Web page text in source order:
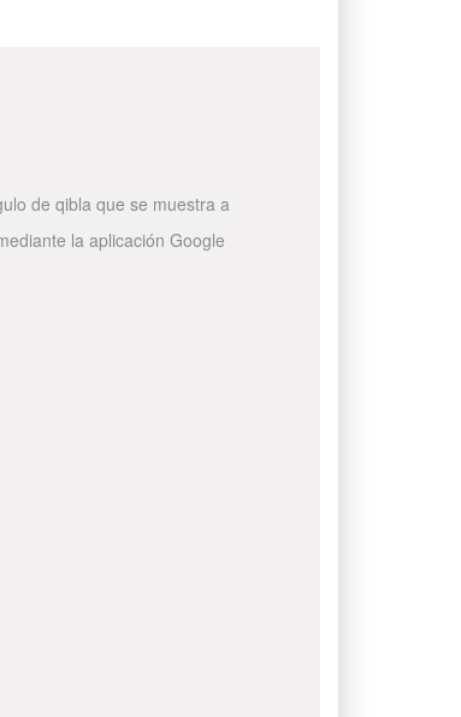
de qibla que se muestra a
la aplicación Google